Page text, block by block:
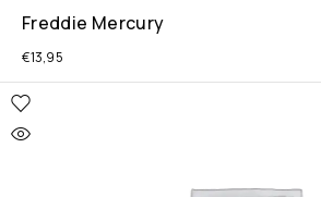
Freddie Mercury
€13,95